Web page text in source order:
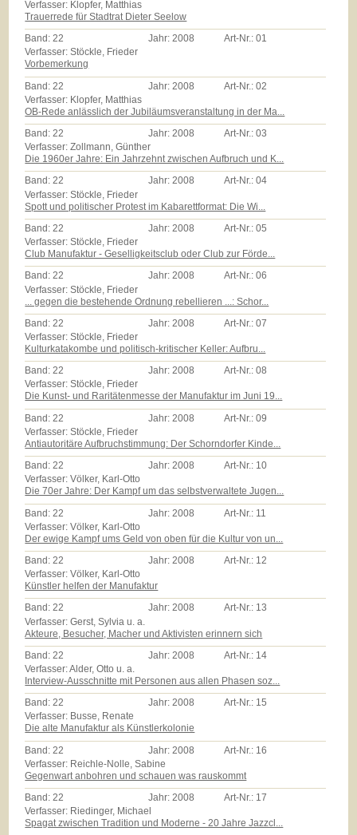
Verfasser: Klopfer, Matthias
Trauerrede für Stadtrat Dieter Seelow
Band:22 Jahr:2008 Art-Nr.:01
Verfasser: Stöckle, Frieder
Vorbemerkung
Band: 22 Jahr: 2008 Art-Nr.:02
Verfasser: Klopfer, Matthias
OB-Rede anlässlich der Jubiläumsveranstaltung in der Ma...
Band:22 Jahr:2008 Art-Nr.:03
Verfasser: Zollmann, Günther
Die 1960er Jahre: Ein Jahrzehnt zwischen Aufbruch und K...
Band:22 Jahr:2008 Art-Nr.:04
Verfasser: Stöckle, Frieder
Spott und politischer Protest im Kabarettformat: Die Wi...
Band:22 Jahr:2008 Art-Nr.:05
Verfasser: Stöckle, Frieder
Club Manufaktur - Geselligkeitsclub oder Club zur Förde...
Band:22 Jahr:2008 Art-Nr.:06
Verfasser: Stöckle, Frieder
... gegen die bestehende Ordnung rebellieren ...: Schor...
Band: 22 Jahr: 2008 Art-Nr.:07
Verfasser: Stöckle, Frieder
Kulturkatakombe und politisch-kritischer Keller: Aufbru...
Band:22 Jahr:2008 Art-Nr.:08
Verfasser: Stöckle, Frieder
Die Kunst- und Raritätenmesse der Manufaktur im Juni 19...
Band: 22 Jahr: 2008 Art-Nr.:09
Verfasser: Stöckle, Frieder
Antiautoritäre Aufbruchstimmung: Der Schorndorfer Kinde...
Band:22 Jahr:2008 Art-Nr.: 10
Verfasser: Völker, Karl-Otto
Die 70er Jahre: Der Kampf um das selbstverwaltete Jugen...
Band: 22 Jahr: 2008 Art-Nr.: 11
Verfasser: Völker, Karl-Otto
Der ewige Kampf ums Geld von oben für die Kultur von un...
Band:22 Jahr:2008 Art-Nr.: 12
Verfasser: Völker, Karl-Otto
Künstler helfen der Manufaktur
Band:22 Jahr:2008 Art-Nr.: 13
Verfasser: Gerst, Sylvia u. a.
Akteure, Besucher, Macher und Aktivisten erinnern sich
Band:22 Jahr:2008 Art-Nr.: 14
Verfasser: Alder, Otto u. a.
Interview-Ausschnitte mit Personen aus allen Phasen soz...
Band:22 Jahr:2008 Art-Nr.: 15
Verfasser: Busse, Renate
Die alte Manufaktur als Künstlerkolonie
Band: 22 Jahr: 2008 Art-Nr.: 16
Verfasser: Reichle-Nolle, Sabine
Gegenwart anbohren und schauen was rauskommt
Band:22 Jahr:2008 Art-Nr.: 17
Verfasser: Riedinger, Michael
Spagat zwischen Tradition und Moderne - 20 Jahre Jazzcl...